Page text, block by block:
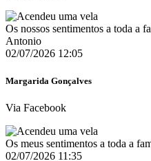
Os nossos sentimentos a toda a
Antonio
02/07/2026 12:05
Margarida Gonçalves
Via Facebook
Os meus sentimentos a toda a
02/07/2026 11:35